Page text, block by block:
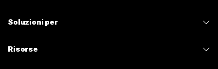
Soluzioni per
Risorse